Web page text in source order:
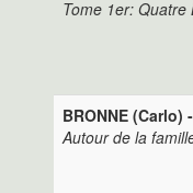
Tome 1er: Quatre
BRONNE (Carlo) -
Autour de la